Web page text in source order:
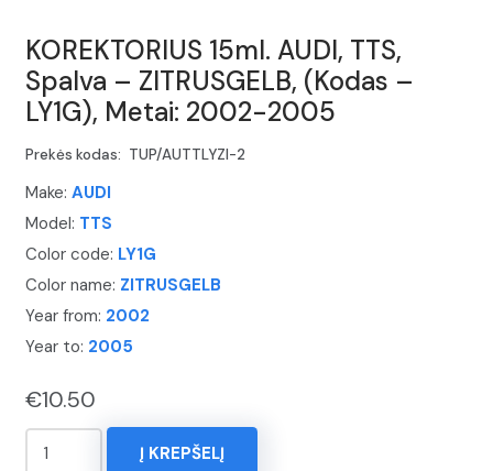
KOREKTORIUS 15ml. AUDI, TTS,
Spalva – ZITRUSGELB, (Kodas –
LY1G), Metai: 2002-2005
Prekės kodas: TUP/AUTTLYZI-2
Make: AUDI
Model: TTS
Color code: LY1G
Color name: ZITRUSGELB
Year from: 2002
Year to: 2005
€10.50
produkto
Į KREPŠELĮ